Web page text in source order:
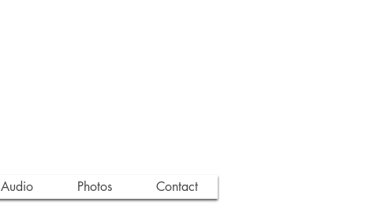
Audio Photos Contact